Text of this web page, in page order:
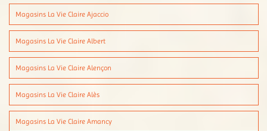
Magasins La Vie Claire Ajaccio
Magasins La Vie Claire Albert
Magasins La Vie Claire Alençon
Magasins La Vie Claire Alès
Magasins La Vie Claire Amancy